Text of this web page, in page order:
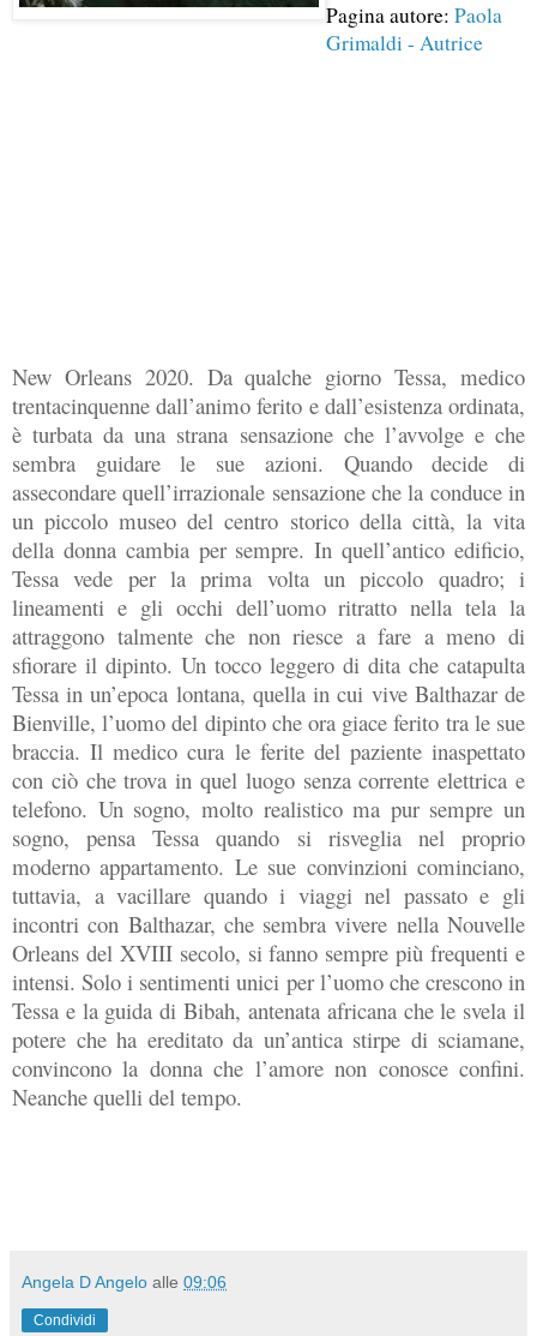
Pagina autore: Paola
Grimaldi - Autrice
New Orleans 2020. Da qualche giorno Tessa, medico
trentacinquenne dall’animo ferito e dall’esistenza ordinata,
è turbata da una strana sensazione che l’avvolge e che
sembra guidare le sue azioni. Quando decide di
assecondare quell’irrazionale sensazione che la conduce in
un piccolo museo del centro storico della città, la vita
della donna cambia per sempre. In quell’antico edificio,
Tessa vede per la prima volta un piccolo quadro; i
lineamenti e gli occhi dell’uomo ritratto nella tela la
attraggono talmente che non riesce a fare a meno di
sfiorare il dipinto. Un tocco leggero di dita che catapulta
Tessa in un’epoca lontana, quella in cui vive Balthazar de
Bienville, l’uomo del dipinto che ora giace ferito tra le sue
braccia. Il medico cura le ferite del paziente inaspettato
con ciò che trova in quel luogo senza corrente elettrica e
telefono. Un sogno, molto realistico ma pur sempre un
sogno, pensa Tessa quando si risveglia nel proprio
moderno appartamento. Le sue convinzioni cominciano,
tuttavia, a vacillare quando i viaggi nel passato e gli
incontri con Balthazar, che sembra vivere nella Nouvelle
Orleans del XVIII secolo, si fanno sempre più frequenti e
intensi. Solo i sentimenti unici per l’uomo che crescono in
Tessa e la guida di Bibah, antenata africana che le svela il
potere che ha ereditato da un’antica stirpe di sciamane,
convincono la donna che l’amore non conosce confini.
Neanche quelli del tempo.
Angela D Angelo alle 09:06
Condividi